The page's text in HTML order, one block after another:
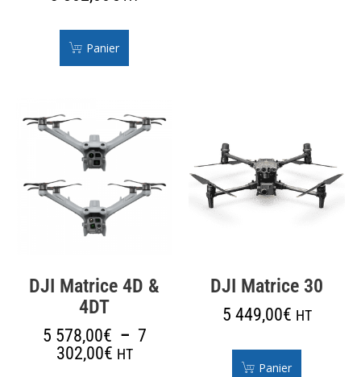
Panier
DJI Matrice 4D &
4DT
5 578,00€ – 7
302,00€ HT
DJI Matrice 30
5 449,00€ HT
Panier